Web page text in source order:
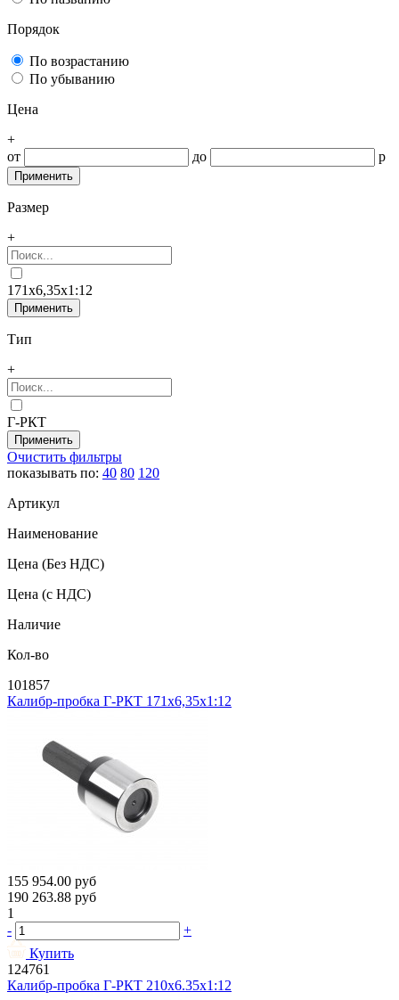
Порядок
По возрастанию
По убыванию
Цена
+
от
до р
Размер
+
171x6,35x1:12
Тип
+
Г-РКТ
Очистить фильтры
показывать по: 40 80 120
Артикул
Наименование
Цена (Без НДС)
Цена (с НДС)
Наличие
Кол-во
101857
Калибр-пробка Г-РКТ 171х6,35х1:12
155 954.00 руб
190 263.88 руб
1
-
+
Купить
124761
Калибр-пробка Г-РКТ 210х6.35х1:12